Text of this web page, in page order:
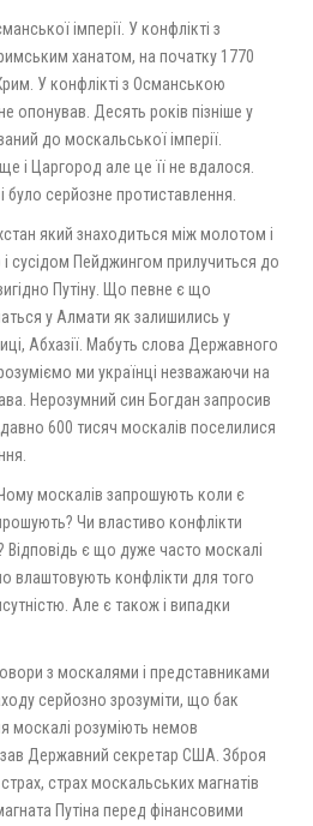
імперії. У конфлікті з
ханатом, на початку 1770
У конфлікті з Османською
опонував. Десять років пізніше у
до москальської імперії.
і Царгород але це її не вдалося.
серйозне протиставлення.
який знаходиться між молотом і
сусідом Пейджингом прилучиться до
Путіну. Що певне є що
у Алмати як залишились у
Абхазії. Мабуть слова Державного
ми українці незважаючи на
Нерозумний син Богдан запросив
600 тисяч москалів поселилися
москалів запрошують коли є
Чи властиво конфлікти
Відповідь є що дуже часто москалі
влаштовують конфлікти для того
Але є також і випадки
з москалями і представниками
серйозно зрозуміти, що бак
москалі розуміють немов
Державний секретар США. Зброя
страх москальських магнатів
Путіна перед фінансовими